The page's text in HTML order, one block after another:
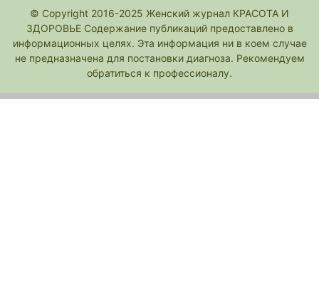
© Copyright 2016-2025 Женский журнал КРАСОТА И
ЗДОРОВЬЕ Содержание публикаций предоставлено в
информационных целях. Эта информация ни в коем случае
не предназначена для постановки диагноза. Рекомендуем
обратиться к профессионалу.